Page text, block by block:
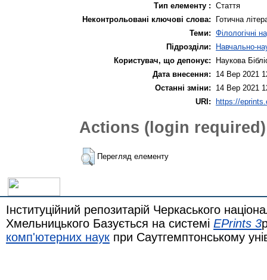
Тип елементу : Стаття
Неконтрольовані ключові слова:
Готична
Теми: Філологічні
Підрозділи:
Навчально-
Користувач, що депонує:
Наукова
Дата внесення:
14 Вер 2021
Останні зміни:
14 Вер 2021
URI: https://
Actions (login required)
Перегляд елементу
Інституційний репозитарій Черкаського
Хмельницького Базується на системі EPrints 3
комп'ютерних наук при Саутгемптонському